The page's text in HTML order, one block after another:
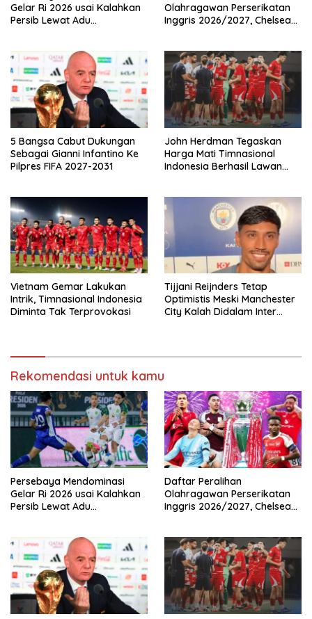
Gelar Ri 2026 usai Kalahkan
Persib Lewat Adu
Olahragawan Perserikatan
Inggris 2026/2027, Chelsea
5 Bangsa Cabut Dukungan
Sebagai Gianni Infantino Ke
Pilpres FIFA 2027-2031
John Herdman Tegaskan
Harga Mati Timnasional
Indonesia Berhasil Lawan
Vietnam Gemar Lakukan
Intrik, Timnasional Indonesia
Diminta Tak Terprovokasi
Tijjani Reijnders Tetap
Optimistis Meski Manchester
City Kalah Didalam Inter
Rekomendasi untuk kamu
Persebaya Mendominasi
Gelar Ri 2026 usai Kalahkan
Persib Lewat Adu
Daftar Peralihan
Olahragawan Perserikatan
Inggris 2026/2027, Chelsea